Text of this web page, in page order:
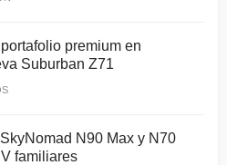
premium en
Suburban Z71
N90 Max y N70
familiares